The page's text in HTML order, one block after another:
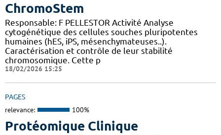
ChromoStem
Responsable: F PELLESTOR Activité Analyse
cytogénétique des cellules souches pluripotentes
humaines (hES, iPS, mésenchymateuses..).
Caractérisation et contrôle de leur stabilité
chromosomique. Cette p
18/02/2026 15:25
PAGES
relevance: 100%
Protéomique Clinique